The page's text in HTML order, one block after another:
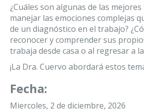
¿Cuáles son algunas de las
manejar las emociones complejas
de un diagnóstico en el trabajo?
reconocer y comprender sus
trabaja desde casa o al regresar a
¡La Dra. Cuervo abordará estos
Fecha:
Miercoles, 2 de diciembre, 2026